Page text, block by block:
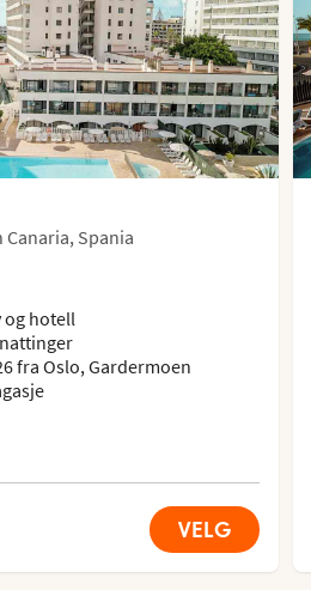
Canaria, Spania
og hotell
fra Oslo, Gardermoen
VELG